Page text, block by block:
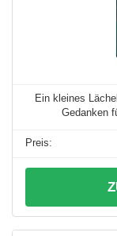
Ein kleines
Gedanken